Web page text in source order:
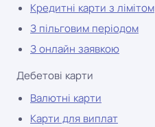
Кредитні карти з лімітом
З пільговим періодом
З онлайн заявкою
Дебетові карти
Валютні карти
Карти для виплат